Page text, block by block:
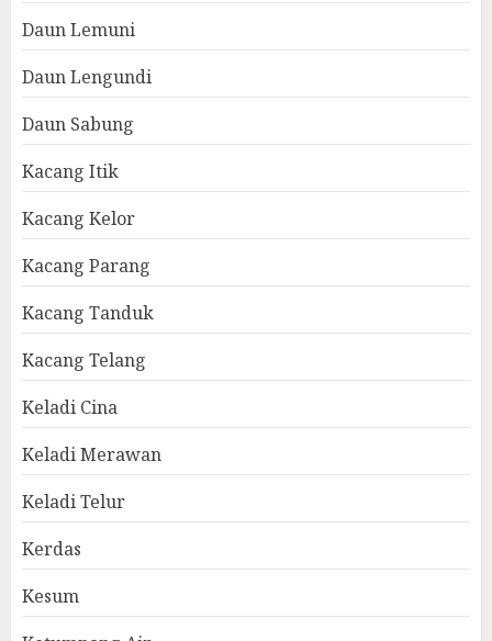
Daun Lemuni
Daun Lengundi
Daun Sabung
Kacang Itik
Kacang Kelor
Kacang Parang
Kacang Tanduk
Kacang Telang
Keladi Cina
Keladi Merawan
Keladi Telur
Kerdas
Kesum